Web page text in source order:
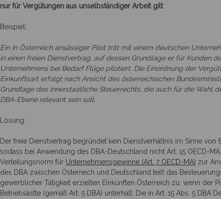
nur für Vergütungen aus unselbständiger Arbeit gilt:
Beispiel:
Ein in Österreich ansässiger Pilot tritt mit einem deutschen
in einen freien Dienstvertrag, auf dessen Grundlage er für Kunden
Unternehmens bei Bedarf Flüge pilotiert. Die Einordnung der
Einkunftsart erfolgt nach Ansicht des österreichischen
Grundlage des innerstaatliche Steuerrechts, die auch für die Wahl
DBA-Ebene relevant sein soll.
Lösung:
Der freie Dienstvertrag begründet kein Dienstverhältnis im Sinne von
sodass bei Anwendung des DBA-Deutschland nicht Art. 15 OECD-
Verteilungsnorm für Unternehmensgewinne (Art. 7 OECD-MA) zur
des DBA zwischen Österreich und Deutschland teilt das
gewerblicher Tätigkeit erzielten Einkünften Österreich zu, wenn der
Betriebsästte (gemäß Art. 5 DBA) unterhält. Die in Art. 15 Abs. 5 DBA